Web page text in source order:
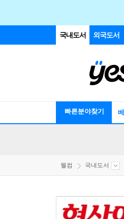
국내도서 외국도서
빠른분야찾기
웰컴 국내도서